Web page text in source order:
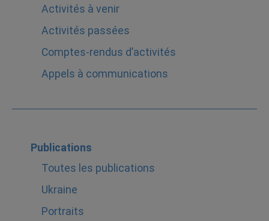
Activités à venir
Activités passées
Comptes-rendus d’activités
Appels à communications
Publications
Toutes les publications
Ukraine
Portraits